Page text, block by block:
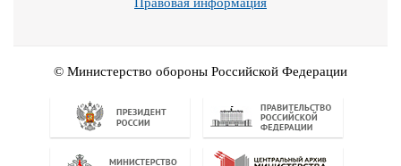
Правовая информация
© Министерство обороны Российской Федерации